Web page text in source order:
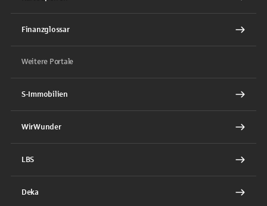
Finanzglossar
Weitere Portale
S-Immobilien
WirWunder
LBS
Deka